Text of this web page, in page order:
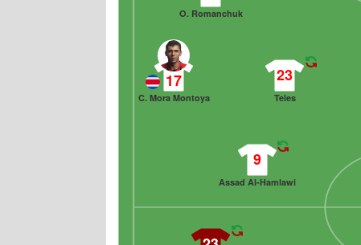
O. Romanchuk
23
Teles
17
C. Mora Montoya
9
Assad Al-Hamlawi